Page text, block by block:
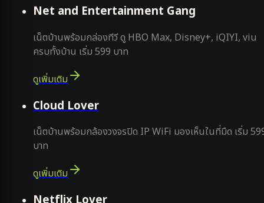
Net and Entertainment Gang
เน็ตบ้านพร้อมกล่องทีวี ดู HBO Max, Disney+, iQIYI, viu
ครบทั้งบ้าน เริ่ม 599 บาท
ดูเพิ่มเติม
Cloud Lover
เน็ตบ้านพร้อมกล้องวงจรปิด IP WiFi มองเห็นในที่มืด เริ่ม
บาท
ดูเพิ่มเติม